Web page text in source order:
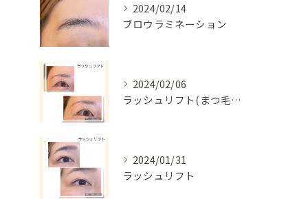
2024/02/14
ブロウラミネーション
2024/02/06
ラッシュリフト(まつ毛パーマ)
2024/01/31
ラッシュリフト